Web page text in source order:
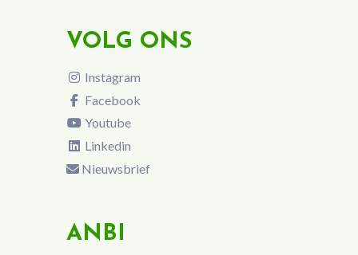
VOLG ONS
Instagram
Facebook
Youtube
Linkedin
Nieuwsbrief
ANBI